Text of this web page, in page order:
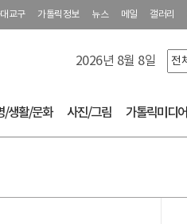
교구 가톨릭정보 뉴스 메일 갤러리
2026년 8월 8일
/생활/문화 사진/그림 가톨릭미디어